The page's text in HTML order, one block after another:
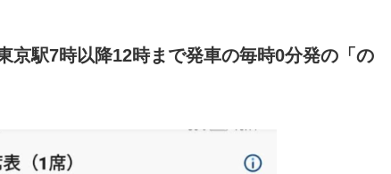
京駅7時以降12時まで発車の毎時0分発の「の